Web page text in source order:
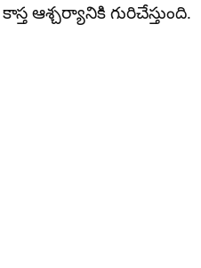
ఆశ్చర్యానికి గురిచేస్తుంది.